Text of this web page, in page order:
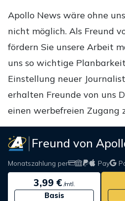
Apollo News wäre ohne
nicht möglich. Als Freund
fördern Sie unsere Arbeit
uns so wichtige
Einstellung neuer
erhalten Freunde von uns
einen werbefreien Zugang
Freund von
Monatszahlung per Pay
3,99 €/mtl.
Basis